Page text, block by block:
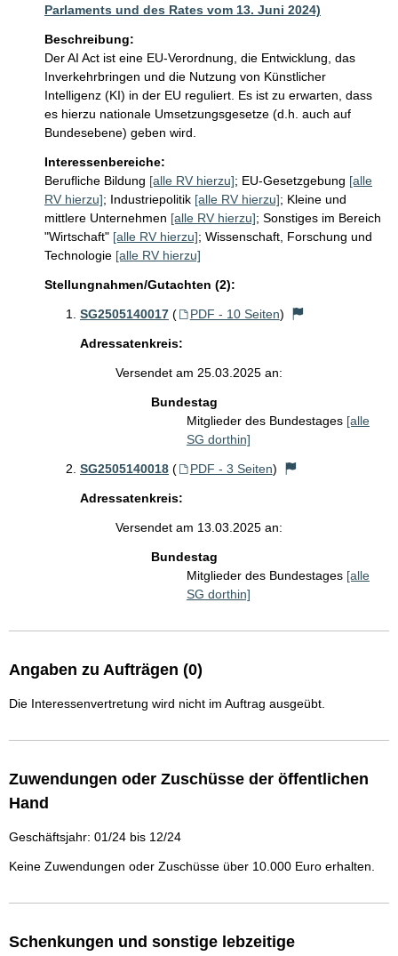
Parlaments und des Rates vom 13. Juni 2024)
Beschreibung:
Der AI Act ist eine EU-Verordnung, die Entwicklung, das
Inverkehrbringen und die Nutzung von Künstlicher
Intelligenz (KI) in der EU reguliert. Es ist zu erwarten, dass
es hierzu nationale Umsetzungsgesetze (d.h. auch auf
Bundesebene) geben wird.
Interessenbereiche:
Berufliche Bildung [alle RV hierzu]; EU-Gesetzgebung [alle
RV hierzu]; Industriepolitik [alle RV hierzu]; Kleine und
mittlere Unternehmen [alle RV hierzu]; Sonstiges im Bereich
"Wirtschaft" [alle RV hierzu]; Wissenschaft, Forschung und
Technologie [alle RV hierzu]
Stellungnahmen/Gutachten (2):
SG2505140017 ( PDF - 10 Seiten)
Adressatenkreis:
Versendet am 25.03.2025 an:
Bundestag
Mitglieder des Bundestages [alle
SG dorthin]
SG2505140018 ( PDF - 3 Seiten)
Adressatenkreis:
Versendet am 13.03.2025 an:
Bundestag
Mitglieder des Bundestages [alle
SG dorthin]
Angaben zu Aufträgen (0)
Die Interessenvertretung wird nicht im Auftrag ausgeübt.
Zuwendungen oder Zuschüsse der öffentlichen
Hand
Geschäftsjahr: 01/24 bis 12/24
Keine Zuwendungen oder Zuschüsse über 10.000 Euro erhalten.
Schenkungen und sonstige lebzeitige